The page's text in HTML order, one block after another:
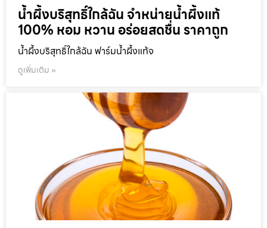
น้ำผึ้งบริสุทธิ์ใกล้ฉัน จำหน่ายน้ำผึ้งแท้
100% หอม หวาน อร่อยสดชื่น ราคาถูก
น้ำผึ้งบริสุทธิ์ใกล้ฉัน ฟาร์มน้ำผึ้งแท้จ
ดูเพิ่มเติม »